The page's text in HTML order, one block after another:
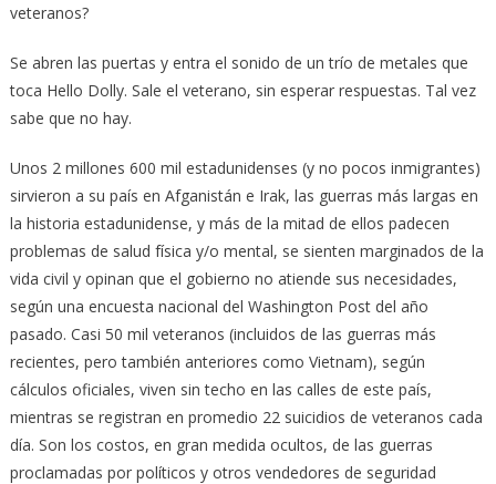
veteranos?
Se abren las puertas y entra el sonido de un trío de metales que
toca Hello Dolly. Sale el veterano, sin esperar respuestas. Tal vez
sabe que no hay.
Unos 2 millones 600 mil estadunidenses (y no pocos inmigrantes)
sirvieron a su país en Afganistán e Irak, las guerras más largas en
la historia estadunidense, y más de la mitad de ellos padecen
problemas de salud física y/o mental, se sienten marginados de la
vida civil y opinan que el gobierno no atiende sus necesidades,
según una encuesta nacional del Washington Post del año
pasado. Casi 50 mil veteranos (incluidos de las guerras más
recientes, pero también anteriores como Vietnam), según
cálculos oficiales, viven sin techo en las calles de este país,
mientras se registran en promedio 22 suicidios de veteranos cada
día. Son los costos, en gran medida ocultos, de las guerras
proclamadas por políticos y otros vendedores de seguridad